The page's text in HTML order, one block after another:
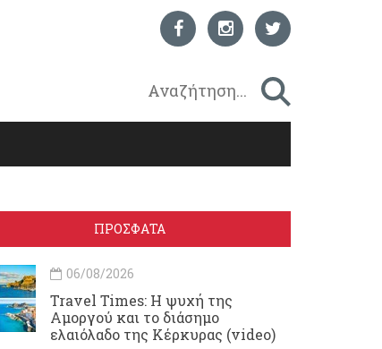
ΠΡΟΣΦΑΤΑ
06/08/2026
Travel Times: H ψυχή της
Αμοργού και το διάσημο
ελαιόλαδο της Κέρκυρας (video)